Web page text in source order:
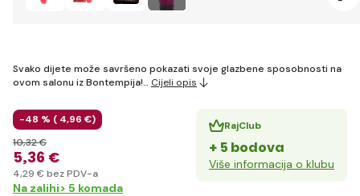
Svako dijete može savršeno pokazati svoje glazbene sposobnosti na
ovom salonu iz Bontempija!… Cijeli opis
-48 % ( 4,96 €)
5,36 €
10,32 €
4,29 € bez PDV-a
RajClub
+ 5 bodova
Više informacija o klubu
Na zalihi> 5 komada